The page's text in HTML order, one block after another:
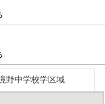
野中学校学区域